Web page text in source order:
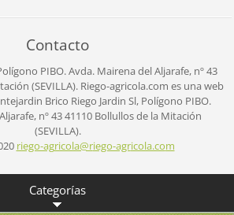
Contacto
PIBO.Avda. Mairena del Aljarafe, nº 43
(SEVILLA). Riego-agricola.com es una web
Brico Riego Jardin Sl,Polígono PIBO.
nº 4341110 Bollullos de la Mitación
(SEVILLA).
riego-agricola@riego-agricola.com
Categorías